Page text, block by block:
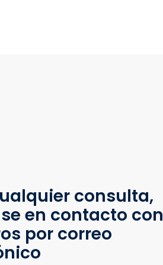
consulta,
en contacto con
por correo